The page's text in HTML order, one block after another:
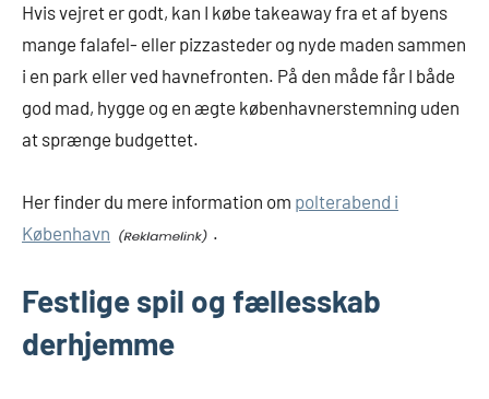
Hvis vejret er godt, kan I købe takeaway fra et af byens
mange falafel- eller pizzasteder og nyde maden sammen
i en park eller ved havnefronten. På den måde får I både
god mad, hygge og en ægte københavnerstemning uden
at sprænge budgettet.
Her finder du mere information om polterabend i
København
.
Festlige spil og fællesskab
derhjemme